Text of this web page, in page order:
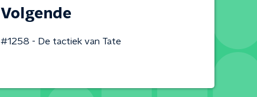
Volgende
#1258 - De tactiek van Tate